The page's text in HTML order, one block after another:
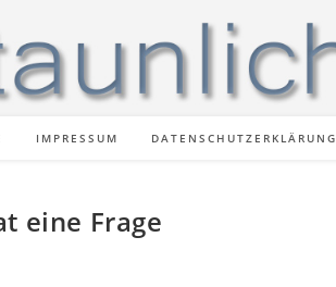
IMPRESSUM DATENSCHUTZERKLÄRUNG
eine Frage